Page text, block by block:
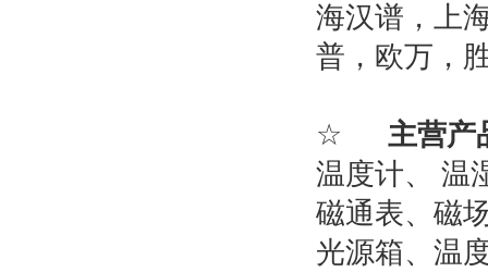
海汉谱 ， 上
普 ， 欧万，
☆
主营产
温度计、
温
磁通表、 磁
光源箱、 温